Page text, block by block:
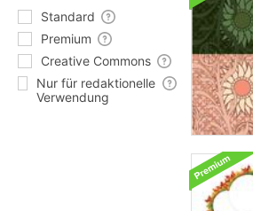
Standard
Premium
Creative Commons
Nur für redaktionelle
Verwendung